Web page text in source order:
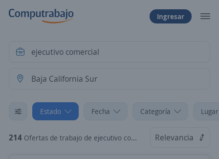
Ingresar
Estado Fecha Categoría
214 Ofertas de trabajo de ejecutivo comercial en Baja California Sur Relevancia